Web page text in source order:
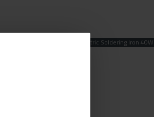
TOTAL Electric Soldering Iron 40W